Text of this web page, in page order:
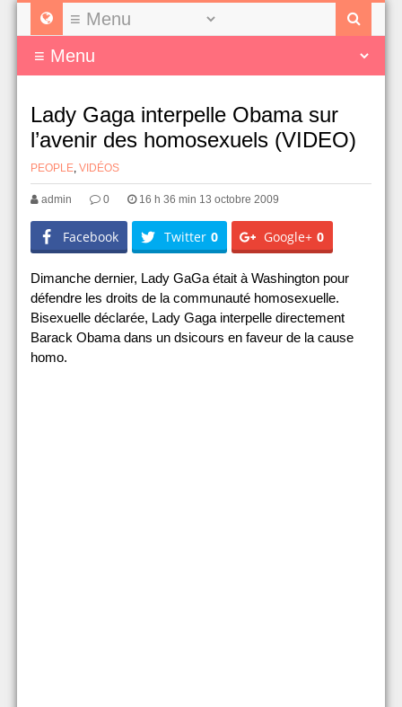
Lady Gaga interpelle Obama sur
l’avenir des homosexuels (VIDEO)
PEOPLE, VIDÉOS
admin 0 16 h 36 min 13 octobre 2009
Facebook Twitter 0 Google+ 0
Dimanche dernier, Lady GaGa était à Washington pour
défendre les droits de la communauté homosexuelle.
Bisexuelle déclarée, Lady Gaga interpelle directement
Barack Obama dans un dsicours en faveur de la cause
homo.